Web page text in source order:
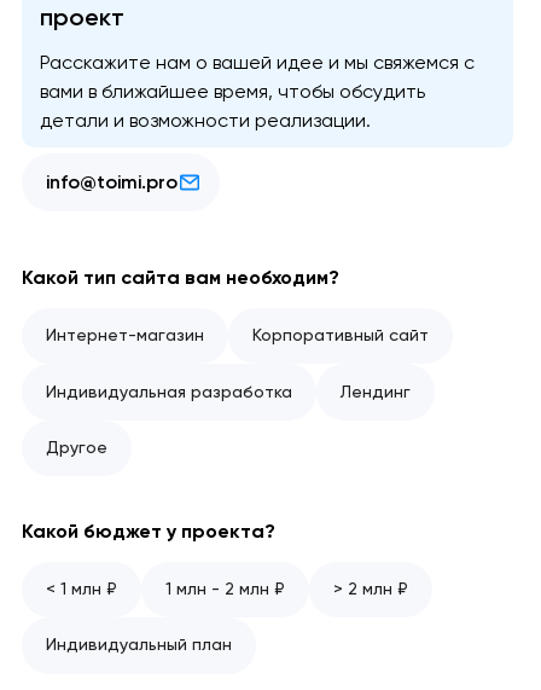
проект
Расскажите нам о вашей идее и мы свяжемся с
вами в ближайшее время, чтобы обсудить
детали и возможности реализации.
info@toimi.pro
Какой тип сайта вам необходим?
Интернет-магазин Корпоративный сайт
Индивидуальная разработка Лендинг
Другое
Какой бюджет у проекта?
< 1 млн ₽ 1 млн - 2 млн ₽ > 2 млн ₽
Индивидуальный план